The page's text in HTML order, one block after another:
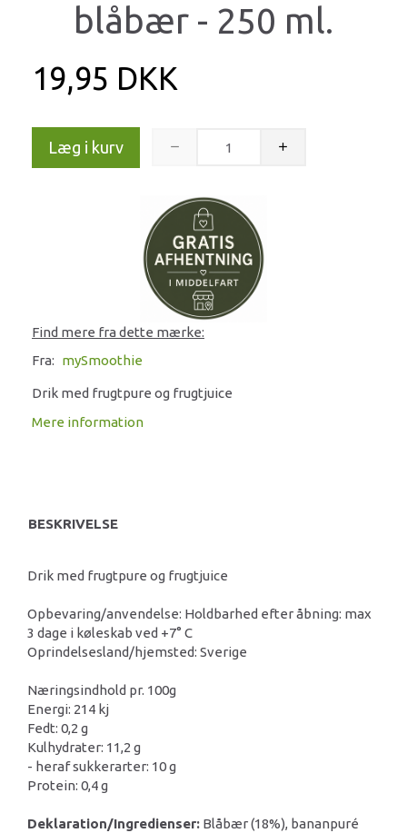
blåbær - 250 ml.
19,95 DKK
Læg i kurv
Find mere fra dette mærke:
Fra: mySmoothie
Drik med frugtpure og frugtjuice
Mere information
BESKRIVELSE
Drik med frugtpure og frugtjuice
Opbevaring/anvendelse: Holdbarhed efter åbning: max
3 dage i køleskab ved +7° C
Oprindelsesland/hjemsted: Sverige
Næringsindhold pr. 100g
Energi: 214 kj
Fedt: 0,2 g
Kulhydrater: 11,2 g
- heraf sukkerarter: 10 g
Protein: 0,4 g
Deklaration/Ingredienser: Blåbær (18%), bananpuré